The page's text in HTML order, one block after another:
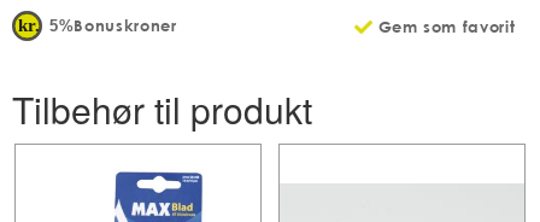
Gem som favorit
5%Bonuskroner
Tilbehør til produkt